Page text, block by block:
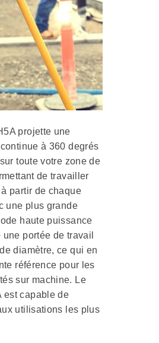
projette une
à 360 degrés
toute votre zone de
de travailler
partir de chaque
une plus grande
haute puissance
portée de travail
diamètre, ce qui en
référence pour les
sur machine. Le
est capable de
utilisations les plus